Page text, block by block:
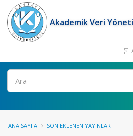
Akademik Veri
Ara
ANA SAYFA SON EKLENEN YAYINLAR